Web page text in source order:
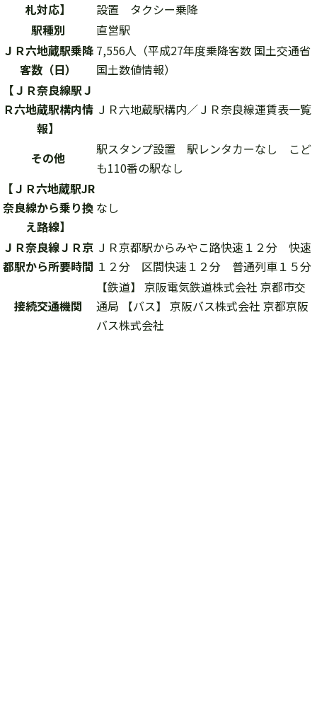
札対応】
設置 タクシー乗降
駅種別
直営駅
ＪＲ六地蔵駅乗降
客数（日）
7,556人（平成27年度乗降客数 国土交通省
国土数値情報）
【ＪＲ奈良線駅Ｊ
Ｒ六地蔵駅構内情
報】
ＪＲ六地蔵駅構内／ＪＲ奈良線運賃表一覧
その他
駅スタンプ設置 駅レンタカーなし こど
も110番の駅なし
【ＪＲ六地蔵駅JR
奈良線から乗り換
え路線】
なし
ＪＲ奈良線ＪＲ京
都駅から所要時間
ＪＲ京都駅からみやこ路快速１２分 快速
１２分 区間快速１２分 普通列車１５分
接続交通機関
【鉄道】 京阪電気鉄道株式会社 京都市交
通局 【バス】 京阪バス株式会社 京都京阪
バス株式会社